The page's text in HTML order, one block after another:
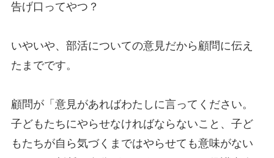
告げ口ってやつ？
いやいや、部活についての意見だから顧問に伝え
たまでです。
顧問が「意見があればわたしに言ってください。
子どもたちにやらせなければならないこと、子ど
もたちが自ら気づくまではやらせても意味がない